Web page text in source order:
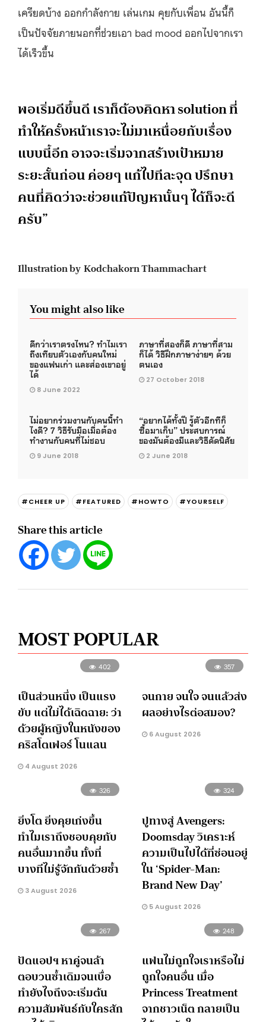
เครียดบ้าง ออกกำลังกาย เล่นเกม คุยกับเพื่อน อันนี้ก็
เป็นปัจจัยภายนอกที่ช่วยเอา bad mood ออกไปจากเรา
ได้เร็วขึ้น
พอเริ่มดีขึ้นดี เราก็ต้องคิดหา solution ที่
ทำให้ครั้งหน้าเราจะไม่มาเหนื่อยกับเรื่อง
แบบนี้อีก อาจจะเริ่มจากสร้างเป้าหมาย
ระยะสั้นก่อน ค่อยๆ แก้ไปทีละจุด ปรึกษา
คนที่คิดว่าจะช่วยแก้ปัญหานั้นๆ ได้ก็จะดี
ครับ”
Illustration by Kodchakorn Thammachart
You might also like
ดีกว่าเราตรงไหน? ทำไมเรา
ถึงเทียบตัวเองกับคนใหม่
ของแฟนเก่า และส่องเขาอยู่
ได้
8 June 2022
ภาษาที่สองก็ดี ภาษาที่สาม
ก็ได้ วิธีฝึกภาษาง่ายๆ ด้วย
ตนเอง
27 October 2018
ไม่อยากร่วมงานกับคนนี้ทำ
ไงดี? 7 วิธีรับมือเมื่อต้อง
ทำงานกับคนที่ไม่ชอบ
9 June 2018
“อยากได้ทั้งปี รู้ตัวอีกทีก็
ซื้อมาเก็บ” ประสบการณ์
ของมันต้องมีและวิธีดัดนิสัย
2 June 2018
#CHEER UP #FEATURED #HOWTO #YOURSELF
Share this article
MOST POPULAR
402
เป็นส่วนหนึ่ง เป็นแรง
ขับ แต่ไม่ได้เฉิดฉาย: ว่า
ด้วยผู้หญิงในหนังของ
คริสโตเฟอร์ โนแลน
4 August 2026
357
จนกาย จนใจ จนแล้วส่ง
ผลอย่างไรต่อสมอง?
6 August 2026
326
ยิ่งโต ยิ่งคุยเก่งขึ้น
ทำไมเราถึงชอบคุยกับ
คนอื่นมากขึ้น ทั้งที่
บางทีไม่รู้จักกันด้วยซ้ำ
3 August 2026
324
ปูทางสู่ Avengers:
Doomsday วิเคราะห์
ความเป็นไปได้ที่ซ่อนอยู่
ใน ‘Spider-Man:
Brand New Day’
5 August 2026
267
ปัดแอปฯ หาคู่จนล้า
ตอบวนซ้ำเดิมจนเบื่อ
ทำยังไงถึงจะเริ่มต้น
ความสัมพันธ์กับใครสัก
248
แฟนไม่ถูกใจเราหรือไม่
ถูกใจคนอื่น เมื่อ
Princess Treatment
จากชาวเน็ต กลายเป็น